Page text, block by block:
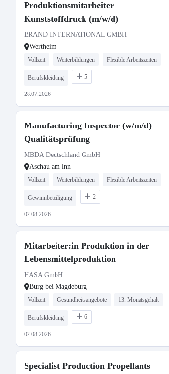
Produktionsmitarbeiter
Kunststoffdruck (m/w/d)
BRAND INTERNATIONAL GMBH
Wertheim
Vollzeit Weiterbildungen Flexible Arbeitszeiten
Berufskleidung 5
28.07.2026
Manufacturing Inspector (w/m/d)
Qualitätsprüfung
MBDA Deutschland GmbH
Aschau am lnn
Vollzeit Weiterbildungen Flexible Arbeitszeiten
Gewinnbeteiligung 2
02.08.2026
Mitarbeiter:in Produktion in der
Lebensmittelproduktion
HASA GmbH
Burg bei Magdeburg
Vollzeit Gesundheitsangebote 13. Monatsgehalt
Berufskleidung 6
02.08.2026
Specialist Production Propellants